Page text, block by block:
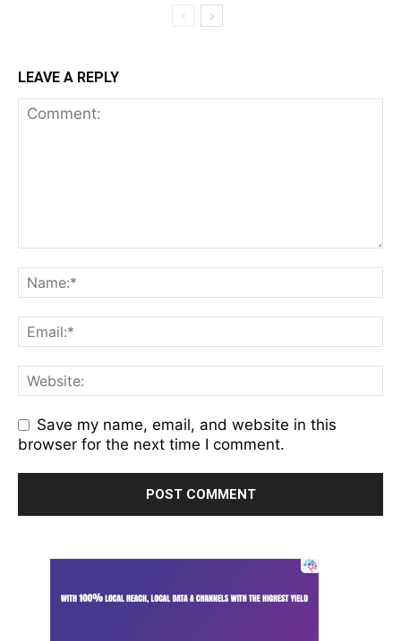
LEAVE A REPLY
Save my name, email, and website in this
browser for the next time I comment.